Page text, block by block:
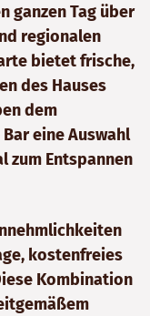
ganzen Tag über
regionalen
bietet frische,
des Hauses
dem
eine Auswahl
zum Entspannen
kostenfreies
Kombination